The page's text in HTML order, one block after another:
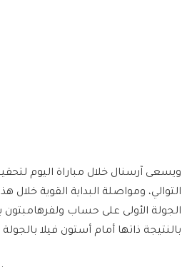
ويسعى آرسنال خلال مباراة اليوم
التوالي، ومواصلة البداية القوية خلال
بالنتيجة ذاتها أمام أستون فيلا بالجولة